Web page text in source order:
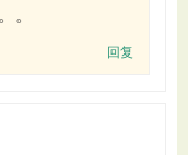
。
回复